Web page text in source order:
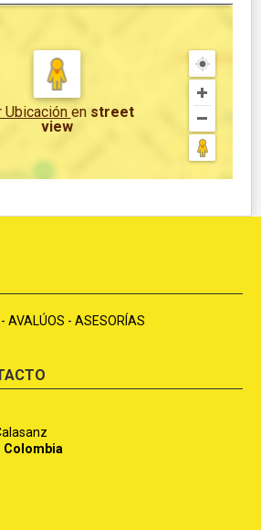
Ubicación en street
view
AVALÚOS - ASESORÍAS